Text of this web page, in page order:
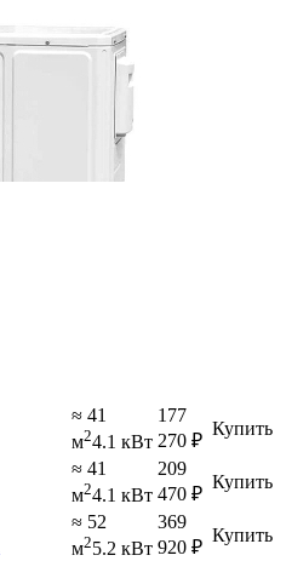
≈ 41
м24.1 кВт
177
270 ₽
Купить
≈ 41
м24.1 кВт
209
470 ₽
Купить
≈ 52
м25.2 кВт
369
920 ₽
Купить